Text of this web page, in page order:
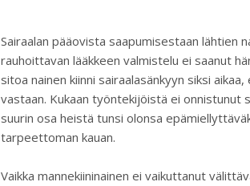
Sairaalan pääovista saapumisestaan lähtien
rauhoittavan lääkkeen valmistelu ei saanut
sitoa nainen kiinni sairaalasänkyyn siksi
vastaan. Kukaan työntekijöistä ei onnistunut
suurin osa heistä tunsi olonsa
tarpeettoman kauan.
Vaikka mannekiininainen ei vaikuttanut